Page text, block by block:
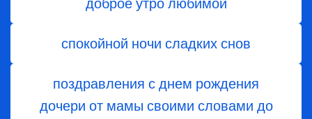
доброе утро любимой
спокойной ночи сладких снов
поздравления с днем ​​рождения
дочери от мамы своими словами до